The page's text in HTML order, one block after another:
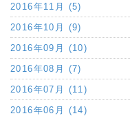
2016年11月 (5)
2016年10月 (9)
2016年09月 (10)
2016年08月 (7)
2016年07月 (11)
2016年06月 (14)